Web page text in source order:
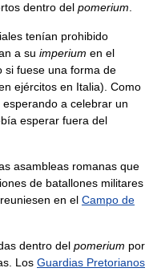
dentro del pomerium
tenían prohibido
a su imperium en el
si fuese una forma de
ejércitos en Italia). Como
a celebrar un
esperar fuera del
asambleas romanas que
de batallones militares
en el Campo de
dentro del pomerium por
Los Guardias Pretorianos